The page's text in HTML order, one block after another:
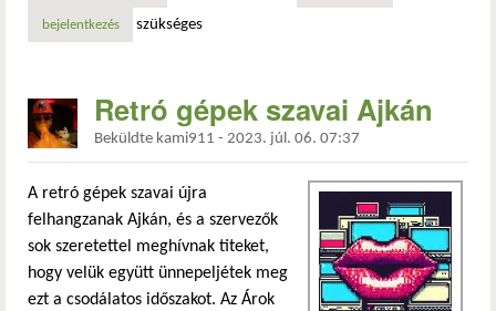
bejelentkezés szükséges
Retró gépek szavai Ajkán
Beküldte kami911 - 2023. júl. 06. 07:37
A retró gépek szavai újra
felhangzanak Ajkán, és a szervezők
sok szeretettel meghívnak titeket,
hogy velük együtt ünnepeljétek meg
ezt a csodálatos időszakot. Az Árok